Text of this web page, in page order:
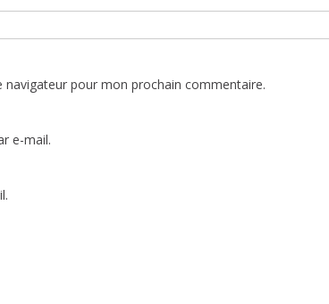
pour mon prochain commentaire.
e-mail.